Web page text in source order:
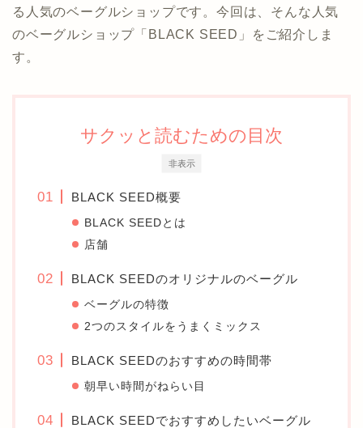
る人気のベーグルショップです。今回は、そんな人気
のベーグルショップ「BLACK SEED」をご紹介しま
す。
非表示
サクッと読むための目次
BLACK SEED概要
BLACK SEEDとは
店舗
BLACK SEEDのオリジナルのベーグル
ベーグルの特徴
2つのスタイルをうまくミックス
BLACK SEEDのおすすめの時間帯
朝早い時間がねらい目
BLACK SEEDでおすすめしたいベーグル